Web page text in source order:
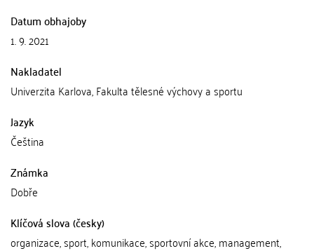
Datum obhajoby
1. 9. 2021
Nakladatel
Univerzita Karlova, Fakulta tělesné výchovy a sportu
Jazyk
Čeština
Známka
Dobře
Klíčová slova (česky)
organizace, sport, komunikace, sportovní akce, management,